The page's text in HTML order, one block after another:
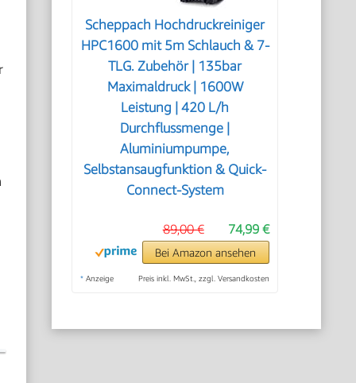
Scheppach Hochdruckreiniger
HPC1600 mit 5m Schlauch & 7-
TLG. Zubehör | 135bar
Maximaldruck | 1600W
Leistung | 420 L/h
Durchflussmenge |
Aluminiumpumpe,
Selbstansaugfunktion & Quick-
Connect-System
74,99 €
89,00 €
Bei Amazon ansehen
* Anzeige Preis inkl. MwSt., zzgl. Versandkosten